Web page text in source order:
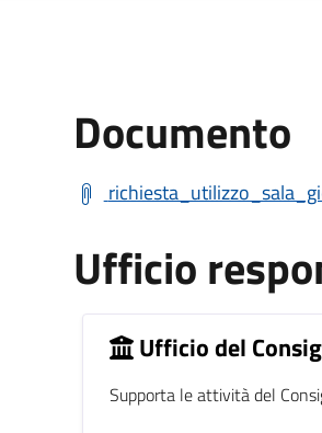
Documento
Ufficio
Ufficio del
Supporta le attività del